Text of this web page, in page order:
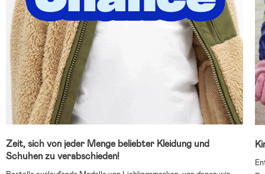
Zeit, sich von jeder Menge beliebter Kleidung und
Schuhen zu verabschieden!